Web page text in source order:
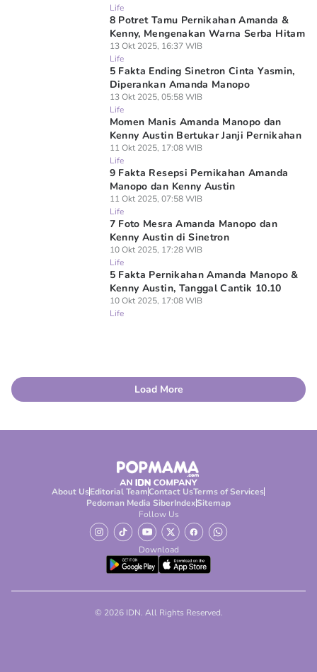
Life
8 Potret Tamu Pernikahan Amanda &
Kenny, Mengenakan Warna Serba Hitam
13 Okt 2025, 16:37 WIB
Life
5 Fakta Ending Sinetron Cinta Yasmin,
Diperankan Amanda Manopo
13 Okt 2025, 05:58 WIB
Life
Momen Manis Amanda Manopo dan
Kenny Austin Bertukar Janji Pernikahan
11 Okt 2025, 17:08 WIB
Life
9 Fakta Resepsi Pernikahan Amanda
Manopo dan Kenny Austin
11 Okt 2025, 07:58 WIB
Life
7 Foto Mesra Amanda Manopo dan
Kenny Austin di Sinetron
10 Okt 2025, 17:28 WIB
Life
5 Fakta Pernikahan Amanda Manopo &
Kenny Austin, Tanggal Cantik 10.10
10 Okt 2025, 17:08 WIB
Life
Load More
About UsEditorial TeamContact UsTerms of Services
Pedoman Media SiberIndexSitemap
Follow Us
Download
© 2026 IDN. All Rights Reserved.